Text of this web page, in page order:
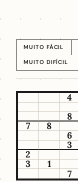
MUITO FÁCIL
MUITO DIFÍCIL
4
8
7
8
6
3
2
3
1
7